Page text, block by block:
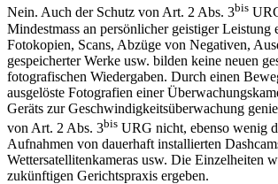
Nein. Auch der Schutz von Art. 2 Abs. 3bis
Mindestmass an persönlicher geistiger Leistung
Fotokopien, Scans, Abzüge von Negativen,
gespeicherter Werke usw. bilden keine neuen
fotografischen Wiedergaben. Durch einen
ausgelöste Fotografien einer
Geräts zur Geschwindigkeitsüberwachung
von Art. 2 Abs. 3bis URG nicht, ebenso wenig
Aufnahmen von dauerhaft installierten
Wettersatellitenkameras usw. Die Einzelheiten
zukünftigen Gerichtspraxis ergeben.